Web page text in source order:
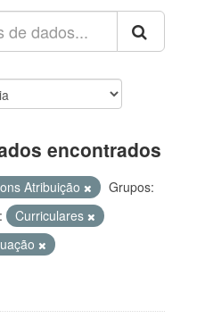
encontrados
Atribuição
Grupos:
Curriculares